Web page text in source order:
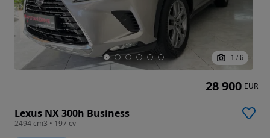
1 / 6
Lexus NX 300h Business
2494 cm3 • 197 cv
28 900 EUR